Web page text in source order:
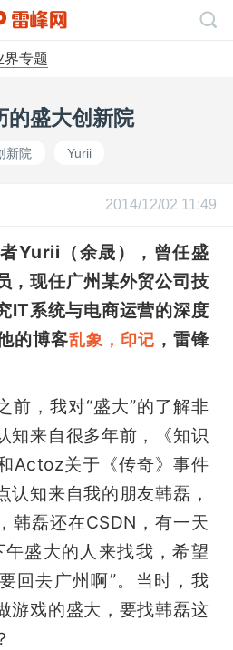
界专题
的盛大创新院
新院 Yurii
2014/12/02 11:49
者Yurii（余晟），曾任盛
，现任广州某外贸公司技
IT系统与电商运营的深度
的博客乱象，印记 ，雷锋
前，我对“盛大”的了解非
知来自很多年前，《知识
Actoz关于《传奇》事件
认知来自我的朋友韩磊，
韩磊还在CSDN，有一天
盛大的人来找我，希望
回去广州啊”。当时，我
游戏的盛大，要找韩磊这